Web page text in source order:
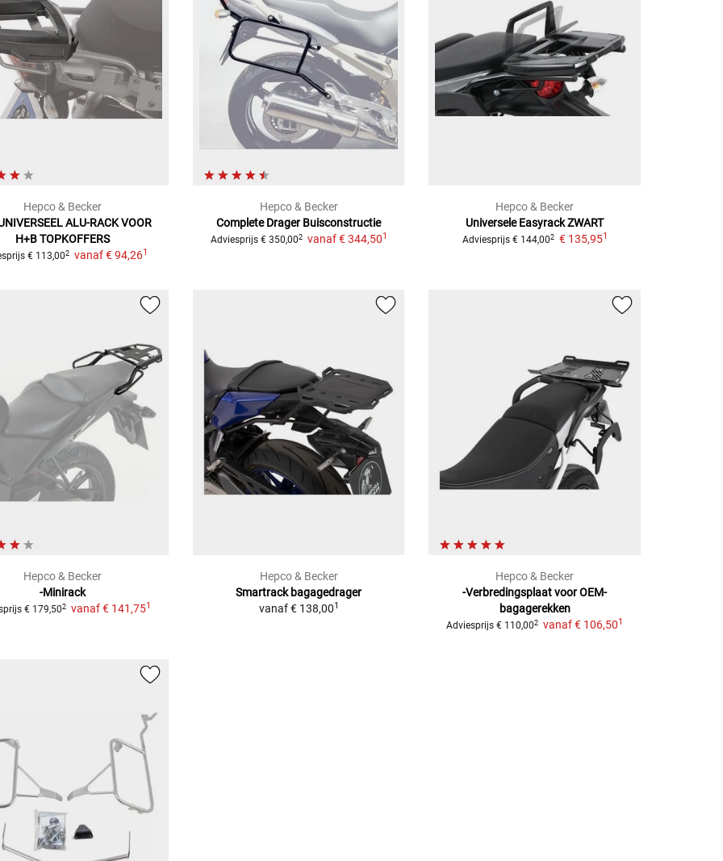
Hepco & Becker
ALU-RACKVOOR
H+B TOPKOFFERS
€ 113,002 vanaf € 94,261
Hepco & Becker
Complete Drager Buisconstructie
Adviesprijs € 350,002 vanaf€ 344,501
Hepco & Becker
Universele EasyrackZWART
Adviesprijs € 144,002 € 135,951
Hepco & Becker
-Minirack
€ 179,502 vanaf € 141,751
Hepco & Becker
Smartrack bagagedrager
vanaf € 138,001
Hepco & Becker
-Verbredingsplaat voor OEM-
bagagerekken
Adviesprijs € 110,002 vanaf € 106,501